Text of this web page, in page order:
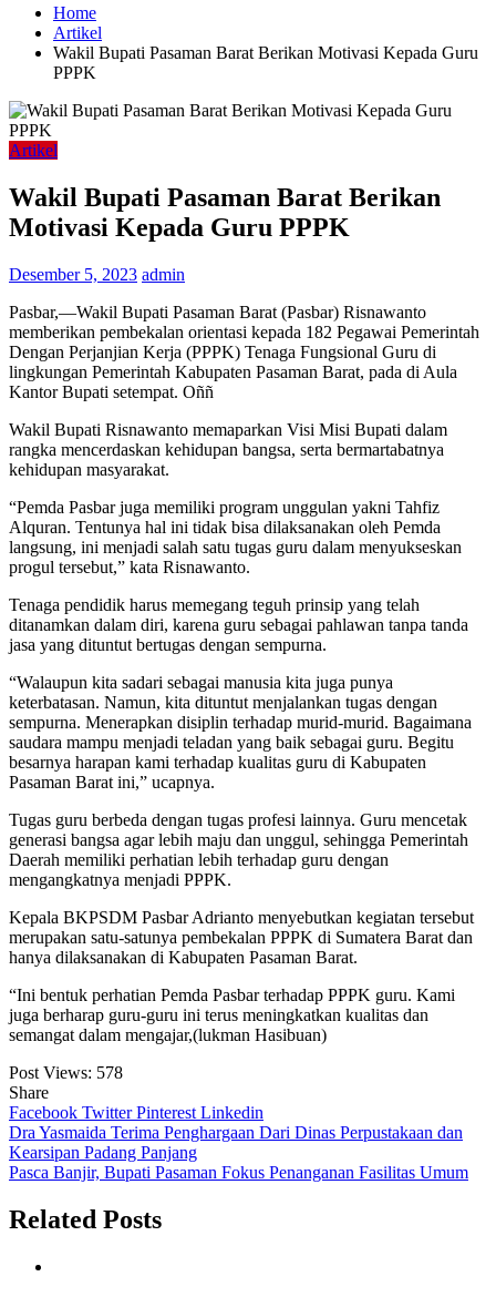
Home
Artikel
Wakil Bupati Pasaman Barat Berikan Motivasi Kepada Guru
PPPK
Artikel
Wakil Bupati Pasaman Barat Berikan
Motivasi Kepada Guru PPPK
Desember 5, 2023 admin
Pasbar,—Wakil Bupati Pasaman Barat (Pasbar) Risnawanto
memberikan pembekalan orientasi kepada 182 Pegawai Pemerintah
Dengan Perjanjian Kerja (PPPK) Tenaga Fungsional Guru di
lingkungan Pemerintah Kabupaten Pasaman Barat, pada di Aula
Kantor Bupati setempat. Oññ
Wakil Bupati Risnawanto memaparkan Visi Misi Bupati dalam
rangka mencerdaskan kehidupan bangsa, serta bermartabatnya
kehidupan masyarakat.
“Pemda Pasbar juga memiliki program unggulan yakni Tahfiz
Alquran. Tentunya hal ini tidak bisa dilaksanakan oleh Pemda
langsung, ini menjadi salah satu tugas guru dalam menyukseskan
progul tersebut,” kata Risnawanto.
Tenaga pendidik harus memegang teguh prinsip yang telah
ditanamkan dalam diri, karena guru sebagai pahlawan tanpa tanda
jasa yang dituntut bertugas dengan sempurna.
“Walaupun kita sadari sebagai manusia kita juga punya
keterbatasan. Namun, kita dituntut menjalankan tugas dengan
sempurna. Menerapkan disiplin terhadap murid-murid. Bagaimana
saudara mampu menjadi teladan yang baik sebagai guru. Begitu
besarnya harapan kami terhadap kualitas guru di Kabupaten
Pasaman Barat ini,” ucapnya.
Tugas guru berbeda dengan tugas profesi lainnya. Guru mencetak
generasi bangsa agar lebih maju dan unggul, sehingga Pemerintah
Daerah memiliki perhatian lebih terhadap guru dengan
mengangkatnya menjadi PPPK.
Kepala BKPSDM Pasbar Adrianto menyebutkan kegiatan tersebut
merupakan satu-satunya pembekalan PPPK di Sumatera Barat dan
hanya dilaksanakan di Kabupaten Pasaman Barat.
“Ini bentuk perhatian Pemda Pasbar terhadap PPPK guru. Kami
juga berharap guru-guru ini terus meningkatkan kualitas dan
semangat dalam mengajar,(lukman Hasibuan)
Post Views: 578
Share
Facebook TwitterPinterest Linkedin
Navigasi
pos
Dra Yasmaida Terima Penghargaan Dari Dinas Perpustakaan dan
Kearsipan Padang Panjang
Pasca Banjir, Bupati Pasaman Fokus Penanganan Fasilitas Umum
Related Posts